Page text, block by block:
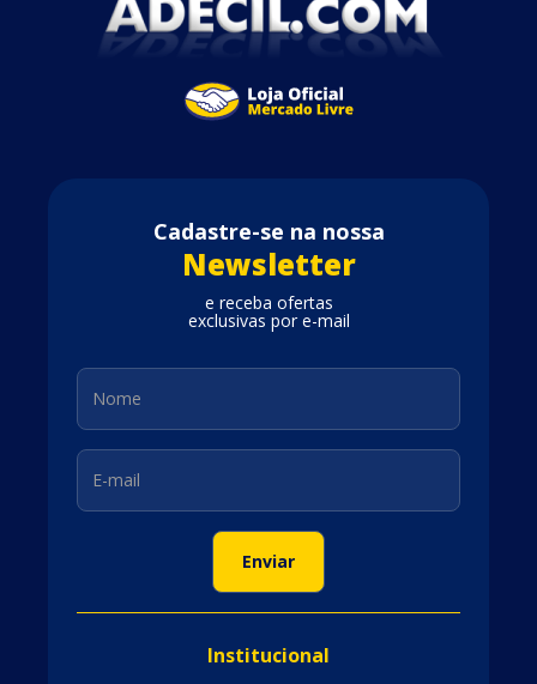
Cadastre-se na nossa
Newsletter
e receba ofertas
exclusivas por e-mail
Institucional